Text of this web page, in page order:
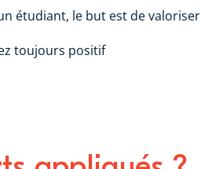
étudiant, le but est de valoriser
toujours positif